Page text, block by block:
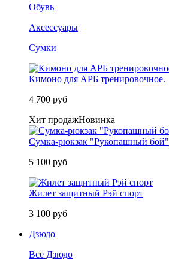
Обувь
Аксессуары
Сумки
Кимоно для АРБ тренировочное.
4 700 руб
Хит продажНовинка
Сумка-рюкзак "Рукопашный бой"
5 100 руб
Жилет защитный Рэй спорт
3 100 руб
Дзюдо
Все Дзюдо